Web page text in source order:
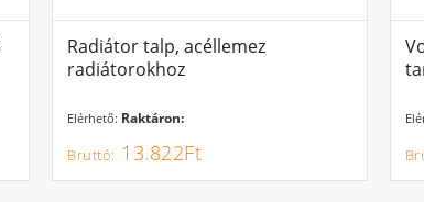
Radiátor talp, acéllemez
radiátorokhoz
Elérhető: Raktáron:
13.822Ft